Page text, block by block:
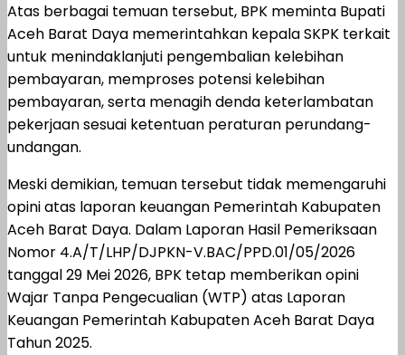
Atas berbagai temuan tersebut, BPK meminta Bupati
Aceh Barat Daya memerintahkan kepala SKPK terkait
untuk menindaklanjuti pengembalian kelebihan
pembayaran, memproses potensi kelebihan
pembayaran, serta menagih denda keterlambatan
pekerjaan sesuai ketentuan peraturan perundang-
undangan.
Meski demikian, temuan tersebut tidak memengaruhi
opini atas laporan keuangan Pemerintah Kabupaten
Aceh Barat Daya. Dalam Laporan Hasil Pemeriksaan
Nomor 4.A/T/LHP/DJPKN-V.BAC/PPD.01/05/2026
tanggal 29 Mei 2026, BPK tetap memberikan opini
Wajar Tanpa Pengecualian (WTP) atas Laporan
Keuangan Pemerintah Kabupaten Aceh Barat Daya
Tahun 2025.